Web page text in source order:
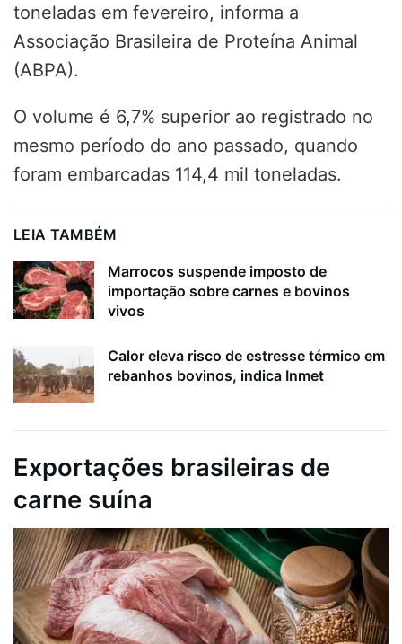
toneladas em fevereiro, informa a
Associação Brasileira de Proteína Animal
(ABPA).
O volume é 6,7% superior ao registrado no
mesmo período do ano passado, quando
foram embarcadas 114,4 mil toneladas.
LEIA TAMBÉM
Marrocos suspende imposto de
importação sobre carnes e bovinos
vivos
Calor eleva risco de estresse térmico em
rebanhos bovinos, indica Inmet
Exportações brasileiras de
carne suína